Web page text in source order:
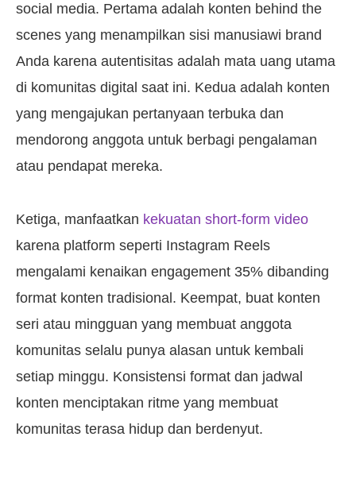
social media. Pertama adalah konten behind the
scenes yang menampilkan sisi manusiawi brand
Anda karena autentisitas adalah mata uang utama
di komunitas digital saat ini. Kedua adalah konten
yang mengajukan pertanyaan terbuka dan
mendorong anggota untuk berbagi pengalaman
atau pendapat mereka.
Ketiga, manfaatkan kekuatan short-form video
karena platform seperti Instagram Reels
mengalami kenaikan engagement 35% dibanding
format konten tradisional. Keempat, buat konten
seri atau mingguan yang membuat anggota
komunitas selalu punya alasan untuk kembali
setiap minggu. Konsistensi format dan jadwal
konten menciptakan ritme yang membuat
komunitas terasa hidup dan berdenyut.